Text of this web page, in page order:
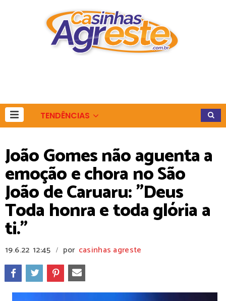
TENDÊNCIAS
João Gomes não aguenta a
emoção e chora no São
João de Caruaru: "Deus
Toda honra e toda glória a
ti.”
19.6.22 12:45 / por casinhas agreste